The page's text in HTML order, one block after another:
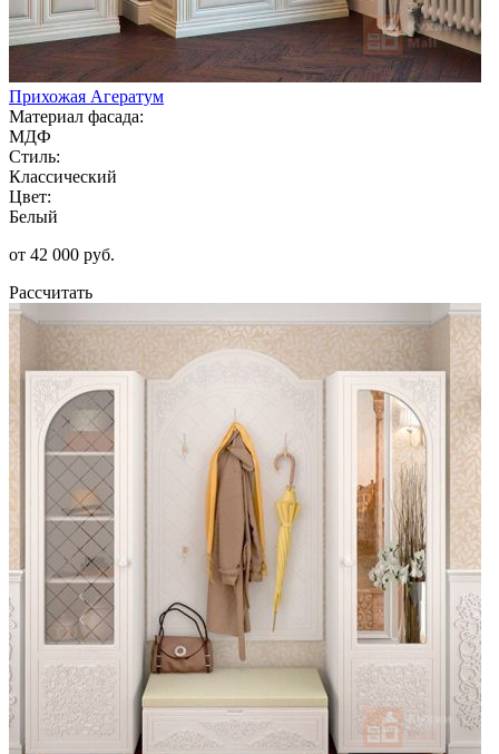
Прихожая Агератум
Материал фасада:
МДФ
Стиль:
Классический
Цвет:
Белый
от 42 000 руб.
Рассчитать